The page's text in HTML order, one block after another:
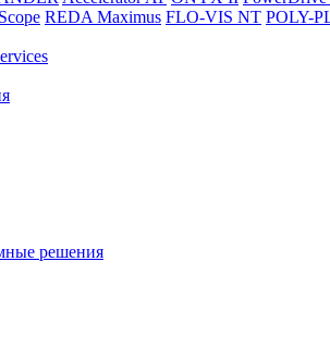
REDA Maximus FLO-VIS NT POLY-
решения